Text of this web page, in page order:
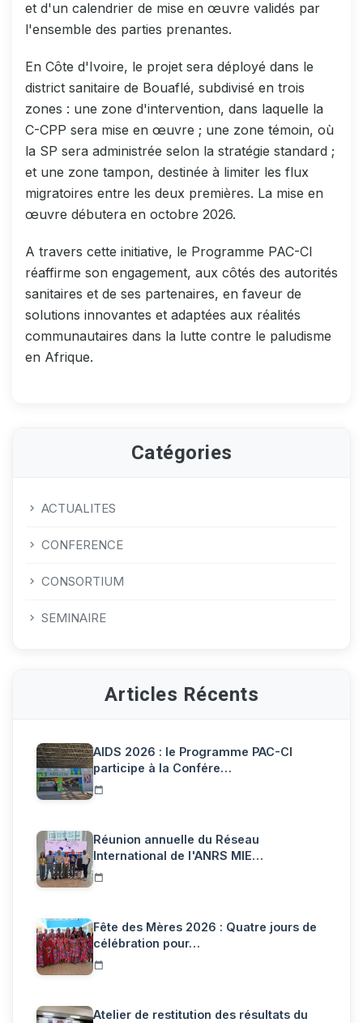
et d'un calendrier de mise en œuvre validés par
l'ensemble des parties prenantes.
En Côte d'Ivoire, le projet sera déployé dans le
district sanitaire de Bouaflé, subdivisé en trois
zones : une zone d'intervention, dans laquelle la
C-CPP sera mise en œuvre ; une zone témoin, où
la SP sera administrée selon la stratégie standard ;
et une zone tampon, destinée à limiter les flux
migratoires entre les deux premières. La mise en
œuvre débutera en octobre 2026.
A travers cette initiative, le Programme PAC-CI
réaffirme son engagement, aux côtés des autorités
sanitaires et de ses partenaires, en faveur de
solutions innovantes et adaptées aux réalités
communautaires dans la lutte contre le paludisme
en Afrique.
Catégories
ACTUALITES
CONFERENCE
CONSORTIUM
SEMINAIRE
Articles Récents
AIDS 2026 : le Programme PAC-CI
participe à la Confére…
Réunion annuelle du Réseau
International de l'ANRS MIE…
Fête des Mères 2026 : Quatre jours de
célébration pour…
Atelier de restitution des résultats du